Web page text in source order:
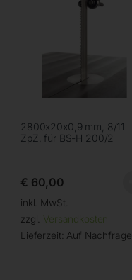
2800x20x0,9 mm, 8/11
ZpZ, für BS-H 200/2
€ 60,00
inkl. MwSt.
zzgl. Versandkosten
Lieferzeit: Auf Nachfrage